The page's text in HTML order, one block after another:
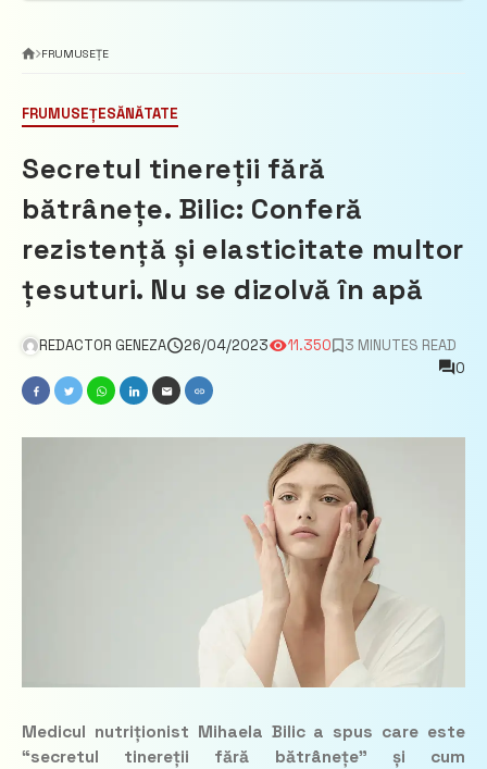
FRUMUSEȚE
FRUMUSEȚESĂNĂTATE
Secretul tinereții fără
bătrânețe. Bilic: Conferă
rezistență și elasticitate multor
țesuturi. Nu se dizolvă în apă
REDACTOR GENEZA 26/04/2023 11.350
3 MINUTES READ
0
Medicul nutriționist Mihaela Bilic a spus care este
“secretul tinereții fără bătrânețe” și cum